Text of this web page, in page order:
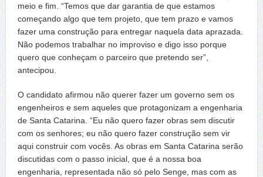
meio e fim. “Temos que dar garantia de que estamos
começando algo que tem projeto, que tem prazo e vamos
fazer uma construção para entregar naquela data aprazada.
Não podemos trabalhar no improviso e digo isso porque
quero que conheçam o parceiro que pretendo ser”,
antecipou.
O candidato afirmou não querer fazer um governo sem os
engenheiros e sem aqueles que protagonizam a engenharia
de Santa Catarina. “Eu não quero fazer obras sem discutir
com os senhores; eu não quero fazer construção sem vir
aqui construir com vocês. As obras em Santa Catarina serão
discutidas com o passo inicial, que é a nossa boa
engenharia, representada não só pelo Senge, mas com as